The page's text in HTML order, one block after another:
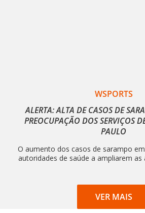
WSPORTS
ALERTA: ALTA DE CASOS DE
PREOCUPAÇÃO DOS SERVIÇOS
PAULO
O aumento dos casos de sarampo
autoridades de saúde a ampliarem as
VER MAIS